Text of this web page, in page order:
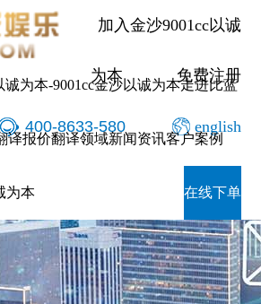
加入金沙9001cc以诚
为本 免费注册
400-8633-580 english
诚为本-9001cc金沙以诚为本走进比蓝
译报价翻译领域新闻资讯客户案例
为本 在线下单